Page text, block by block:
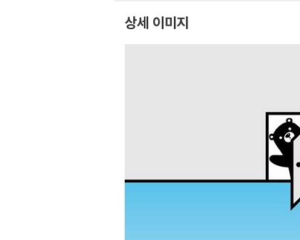
상세 이미지